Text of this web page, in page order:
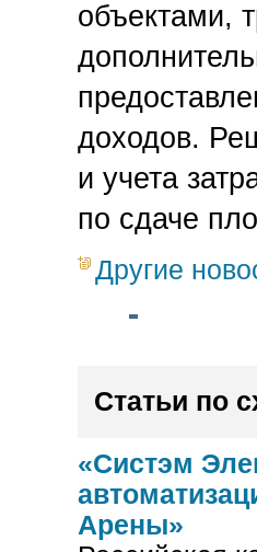
объектами,
доходов.
и учета
по сдаче
Другие
Статьи по
«Систэм
Арены»